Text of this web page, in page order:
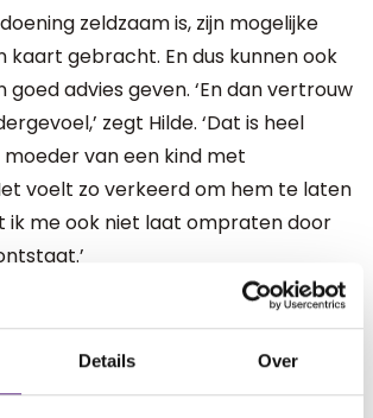
Details Over
zeldzaam is, zijn mogelijke
kaart gebracht. En dus kunnen ook
goed advies geven. ‘En dan vertrouw
zegt Hilde. ‘Dat is heel
van een kind met
voelt zo verkeerd om hem te laten
ik me ook niet laat ompraten door
ze: ‘Sommigen mensen zeggen
een paracetamolletje moet geven